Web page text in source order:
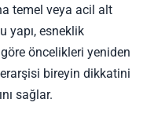
temel veya acil alt
yapı, esneklik
öncelikleri yeniden
bireyin dikkatini
sağlar.